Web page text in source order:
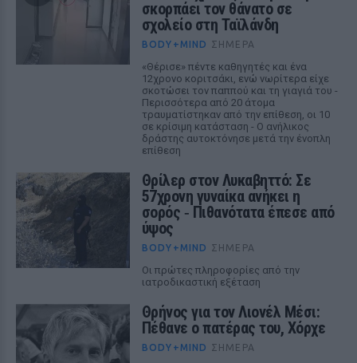
σκορπάει τον θάνατο σε
σχολείο στη Ταϊλάνδη
BODY+MIND ΣΉΜΕΡΑ
«Θέρισε» πέντε καθηγητές και ένα
12χρονο κοριτσάκι, ενώ νωρίτερα είχε
σκοτώσει τον παππού και τη γιαγιά του -
Περισσότερα από 20 άτομα
τραυματίστηκαν από την επίθεση, οι 10
σε κρίσιμη κατάσταση - Ο ανήλικος
δράστης αυτοκτόνησε μετά την ένοπλη
επίθεση
Θρίλερ στον Λυκαβηττό: Σε
57χρονη γυναίκα ανήκει η
σορός ‑ Πιθανότατα έπεσε από
ύψος
BODY+MIND ΣΉΜΕΡΑ
Οι πρώτες πληροφορίες από την
ιατροδικαστική εξέταση
Θρήνος για τον Λιονέλ Μέσι:
Πέθανε ο πατέρας του, Χόρχε
BODY+MIND ΣΉΜΕΡΑ